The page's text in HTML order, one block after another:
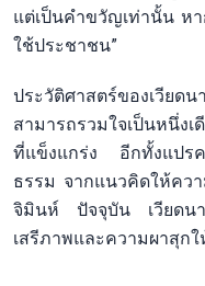
แต่เป็นคำขวัญเท่านั้น ห
ใช้ประชาชน”
ประวัติศาสตร์ของเวียด
สามารถรวมใจเป็นหนึ่ง
ที่แข็งแกร่ง อีกทั้งแปรค
ธรรม จากแนวคิดให้คว
จิมินห์ ปัจจุบัน เวียดนา
เสรีภาพและความผาสุก